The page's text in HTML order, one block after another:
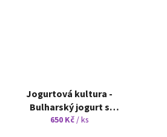
Jogurtová kultura -
Bulharský jogurt s
damašskou růží1 kapsle na
650 Kč/ ks